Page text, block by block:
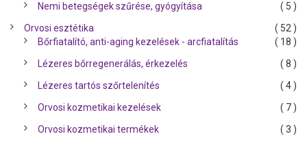
Nemi betegségek szűrése, gyógyítása
( 5 )
Orvosi esztétika
( 52 )
Bőrfiatalító, anti-aging kezelések - arcfiatalítás
( 18 )
Lézeres bőrregenerálás, érkezelés
( 8 )
Lézeres tartós szőrtelenítés
( 4 )
Orvosi kozmetikai kezelések
( 7 )
Orvosi kozmetikai termékek
( 3 )